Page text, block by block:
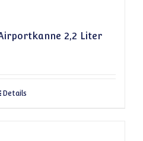
2,2 Liter
Details